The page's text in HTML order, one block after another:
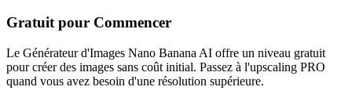
Gratuit pour Commencer
Le Générateur d'Images Nano Banana AI offre un niveau gratuit
pour créer des images sans coût initial. Passez à l'upscaling PRO
quand vous avez besoin d'une résolution supérieure.